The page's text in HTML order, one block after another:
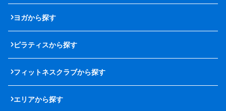
ヨガから探す
ピラティスから探す
フィットネスクラブから探す
エリアから探す